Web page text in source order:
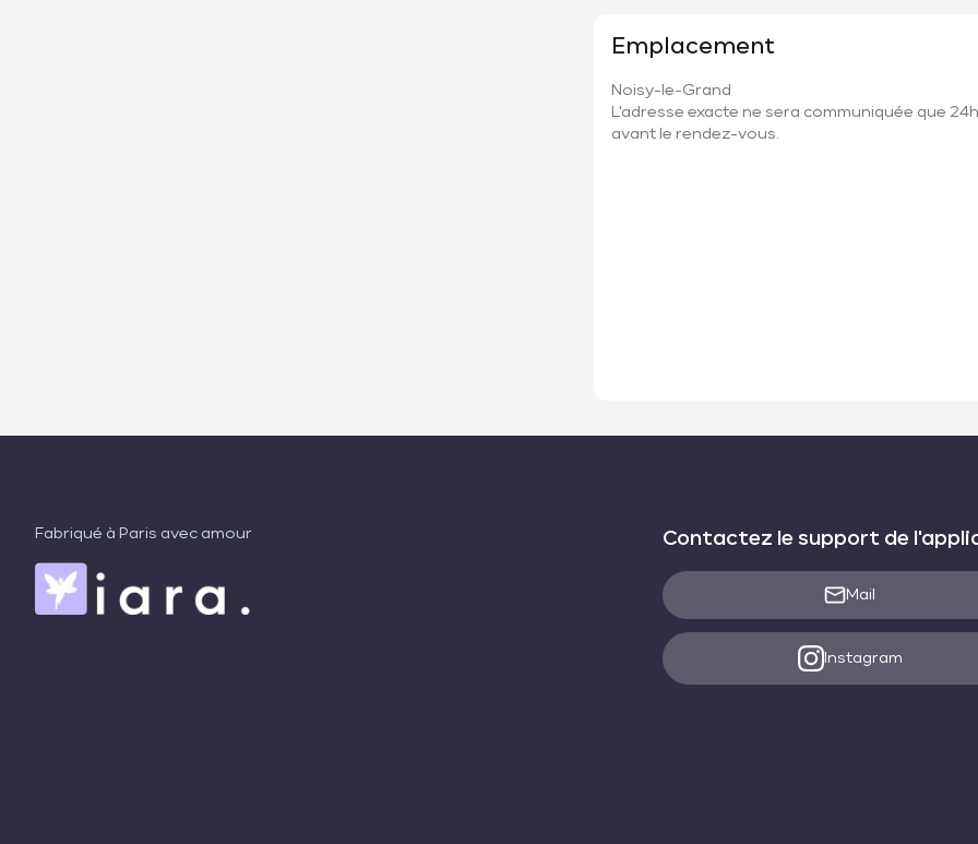
Emplacement
Noisy-le-Grand
L'adresse exacte ne sera communiquée que 24h
avant le rendez-vous.
Fabriqué à Paris avec amour Contactez le support de
Mail
Instagram